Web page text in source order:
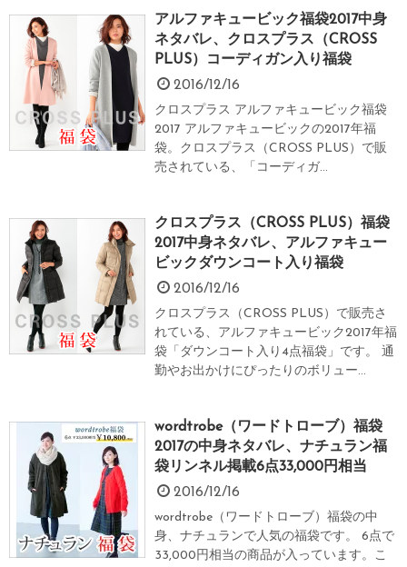
アルファキュービック福袋2017中身
ネタバレ、クロスプラス（CROSS
PLUS）コーディガン入り福袋
2016/12/16
クロスプラス アルファキュービック福袋
2017 アルファキュービックの2017年福
袋。クロスプラス（CROSS PLUS）で販
売されている、「コーディガ...
クロスプラス（CROSS PLUS）福袋
2017中身ネタバレ、アルファキュー
ビックダウンコート入り福袋
2016/12/16
クロスプラス（CROSS PLUS）で販売さ
れている、アルファキュービック2017年福
袋「ダウンコート入り4点福袋」です。 通
勤やお出かけにぴったりのボリュー...
wordtrobe（ワードトローブ）福袋
2017の中身ネタバレ、ナチュラン福
袋リンネル掲載6点33,000円相当
2016/12/16
wordtrobe（ワードトローブ）福袋の中
身、ナチュランで人気の福袋です。 6点で
33,000円相当の商品が入っています。こ